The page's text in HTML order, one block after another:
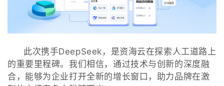
此次携手DeepSeek，是资海云在探索人工道路上
的重要里程碑。我们相信，通过技术与创新的深度融
合，能够为企业打开全新的增长窗口，助力品牌在激